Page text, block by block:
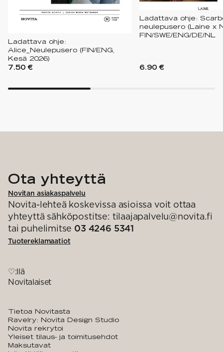
Ladattava ohje:
Alice_Neulepusero (FIN/ENG,
Kesä 2026)
7.50 €
Ladattava ohje:
neulepusero (Laine x
FIN/SWE/ENG/DE/NL
6.90 €
Ota yhteyttä
Novitan asiakaspalvelu
Novita-lehteä koskevissa asioissa voit ottaa
yhteyttä sähköpostitse: tilaajapalvelu@novita.fi
tai puhelimitse 03 4246 5341
Tuotereklamaatiot
♡:llä
Novitalaiset
Tietoa Novitasta
Ravelry: Novita Design Studio
Novita rekrytoi
Yleiset tilaus- ja toimitusehdot
Maksutavat